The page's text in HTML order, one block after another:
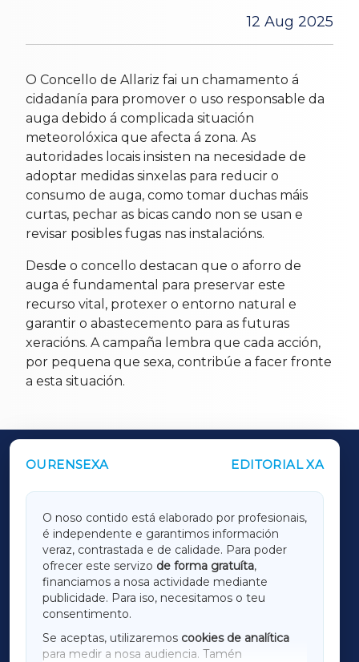
12 Aug 2025
O Concello de Allariz fai un chamamento á
cidadanía para promover o uso responsable da
auga debido á complicada situación
meteorolóxica que afecta á zona. As
autoridades locais insisten na necesidade de
adoptar medidas sinxelas para reducir o
consumo de auga, como tomar duchas máis
curtas, pechar as bicas cando non se usan e
revisar posibles fugas nas instalacións.
Desde o concello destacan que o aforro de
auga é fundamental para preservar este
recurso vital, protexer o entorno natural e
garantir o abastecemento para as futuras
xeracións. A campaña lembra que cada acción,
por pequena que sexa, contribúe a facer fronte
a esta situación.
OURENSEXA EDITORIAL XA
O noso contido está elaborado por profesionais,
é independente e garantimos información
veraz, contrastada e de calidade. Para poder
ofrecer este servizo de forma gratuíta,
financiamos a nosa actividade mediante
publicidade. Para iso, necesitamos o teu
consentimento.
Se aceptas, utilizaremos cookies de analítica
para medir a nosa audiencia. Tamén
OUTROS PERIÓDICOS
LUGOXA
TERRACHAXA